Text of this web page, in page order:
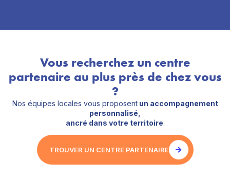
Vous recherchez un centre
partenaire au plus près de chez vous
?
Nos équipes locales vous proposentun accompagnement
personnalisé,
ancré dans votre territoire.
TROUVER UN CENTRE PARTENAIRE